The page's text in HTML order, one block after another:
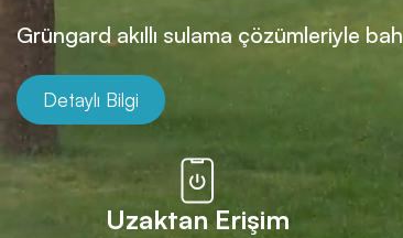
Grüngard akıllı sulama çözümleriyle
Detaylı Bilgi
Uzaktan Erişim